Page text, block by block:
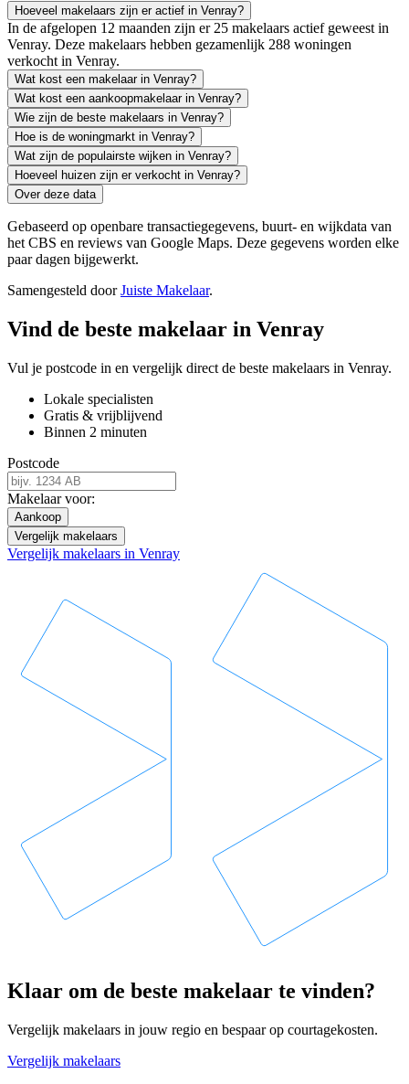
Hoeveel makelaars zijn er actief in Venray?
In de afgelopen 12 maanden zijn er 25 makelaars actief geweest in
Venray. Deze makelaars hebben gezamenlijk 288 woningen
verkocht in Venray.
Wat kost een makelaar in Venray?
Wat kost een aankoopmakelaar in Venray?
Wie zijn de beste makelaars in Venray?
Hoe is de woningmarkt in Venray?
Wat zijn de populairste wijken in Venray?
Hoeveel huizen zijn er verkocht in Venray?
Over deze data
Gebaseerd op openbare transactiegegevens, buurt- en wijkdata van
het CBS en reviews van Google Maps. Deze gegevens worden elke
paar dagen bijgewerkt.
Samengesteld doorJuiste Makelaar.
Vind de beste makelaar in Venray
Vul je postcode in en vergelijk direct de beste makelaars in Venray.
Lokale specialisten
Gratis & vrijblijvend
Binnen 2 minuten
Postcode
Makelaar voor:
Aankoop
Vergelijk makelaars
Vergelijk makelaars in Venray
Klaar om de beste makelaar te vinden?
Vergelijk makelaars in jouw regio en bespaar op courtagekosten.
Vergelijk makelaars